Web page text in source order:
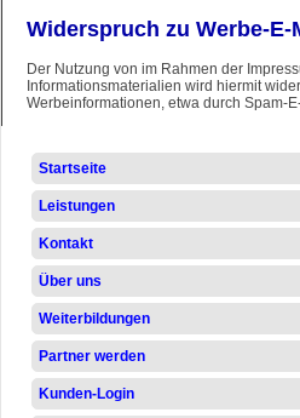
Widerspruch zu Werbe-E-
Der Nutzung von im Rahmen der
Informationsmaterialien wird hiermit
Werbeinformationen, etwa durch Spam-
Navigation
überspringen
Startseite
Leistungen
Kontakt
Über uns
Weiterbildungen
Partner werden
Kunden-Login